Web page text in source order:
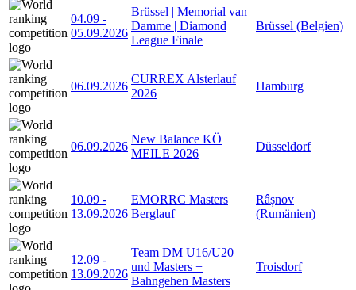
04.09 -
05.09.2026
Brüssel | Memorial van
Damme | Diamond
League Finale
Brüssel (Belgien)
06.09.2026
CURREX Alsterlauf
2026
Hamburg
06.09.2026
New Balance KÖ
MEILE 2026
Düsseldorf
10.09 -
13.09.2026
EMORRC Masters
Berglauf
Râșnov
(Rumänien)
12.09 -
13.09.2026
Team DM U16/U20
und Masters +
Bahngehen Masters
Troisdorf